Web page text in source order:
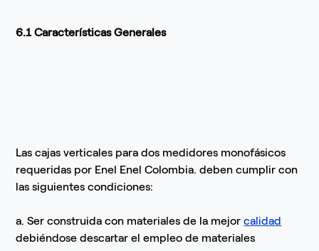
6.1 Características Generales
Las cajas verticales para dos medidores monofásicos
requeridas por Enel Enel Colombia. deben cumplir con
las siguientes condiciones:
a. Ser construida con materiales de la mejorcalidad
debiéndose descartar el empleo de materiales